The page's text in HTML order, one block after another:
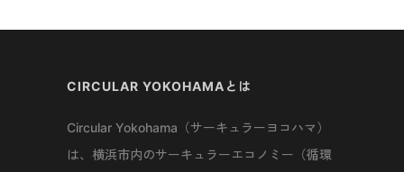
CIRCULAR YOKOHAMAとは
Circular Yokohama（サーキュラーヨコハマ）
は、横浜市内のサーキュラーエコノミー（循環